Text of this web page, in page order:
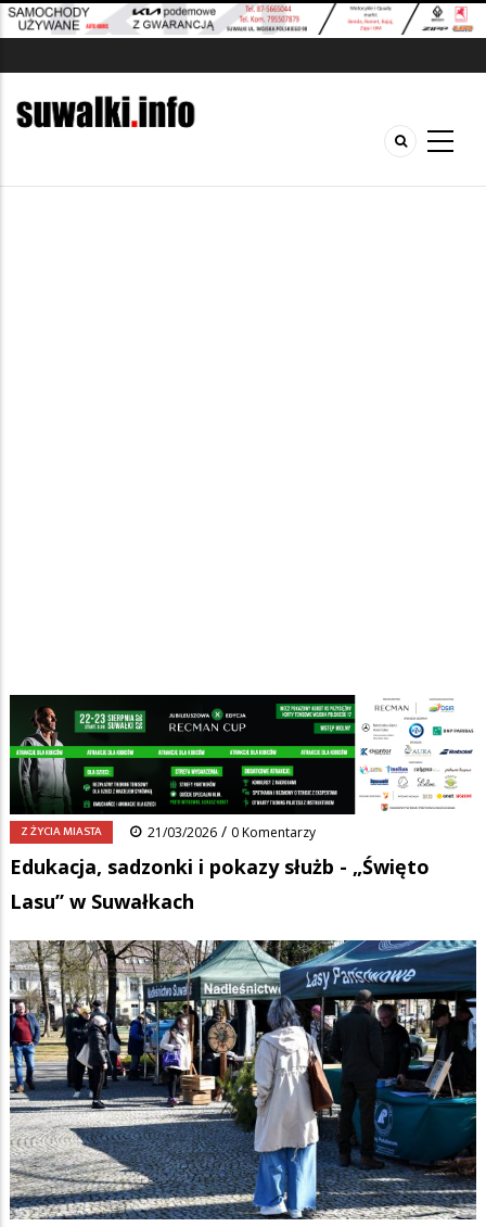
Ścieżka
nawigacyjna
Strona główna/Wiadomości/Z życia miasta/
Edukacja, sadzonki i pokazy służb - „Święto Lasu” w Suwałkach
FacebookPinterestTumblr Reddit Share
Z ŻYCIA MIASTA 21/03/2026 / 0 Komentarzy
Edukacja, sadzonki i pokazy służb - „Święto
Lasu” w Suwałkach